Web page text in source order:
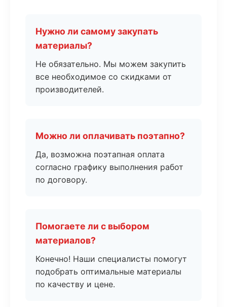
Нужно ли самому закупать
материалы?
Не обязательно. Мы можем закупить
все необходимое со скидками от
производителей.
Можно ли оплачивать поэтапно?
Да, возможна поэтапная оплата
согласно графику выполнения работ
по договору.
Помогаете ли с выбором
материалов?
Конечно! Наши специалисты помогут
подобрать оптимальные материалы
по качеству и цене.